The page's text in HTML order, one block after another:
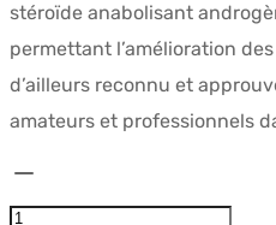
stéroïde anabolisant
permettant l’amélioration
d’ailleurs reconnu et
amateurs et professionnels
de